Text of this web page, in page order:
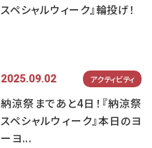
スペシャルウィーク』輪投げ！
2025.09.02 アクティビティ
納涼祭まであと4日！『納涼祭
スペシャルウィーク』本日のヨ
ーヨ...